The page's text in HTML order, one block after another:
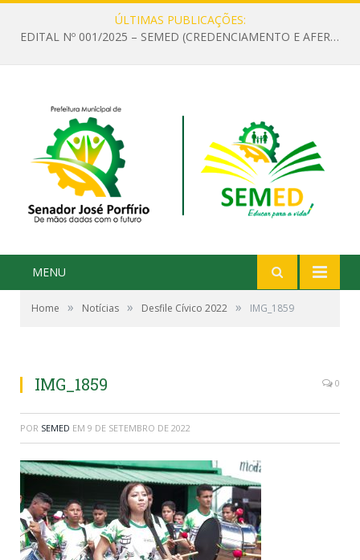
ÚLTIMAS PUBLICAÇÕES:
EDITAL Nº 001/2025 – SEMED (CREDENCIAMENTO E AFERIÇÃO DE CRITÉRIOS TÉCNICOS DE MÉRITO E DESEMPENHO PARA PROVIMENTO DO CARGO OU FUNÇÃO DE GESTOR ESCOLAR DAS UNIDADES DE ENSINO DA REDE MUNICIPAL DE SENADOR JO)
MENU
Home » Notícias » Desfile Cívico 2022 » IMG_1859
IMG_1859 0
POR SEMED EM 9 DE SETEMBRO DE 2022